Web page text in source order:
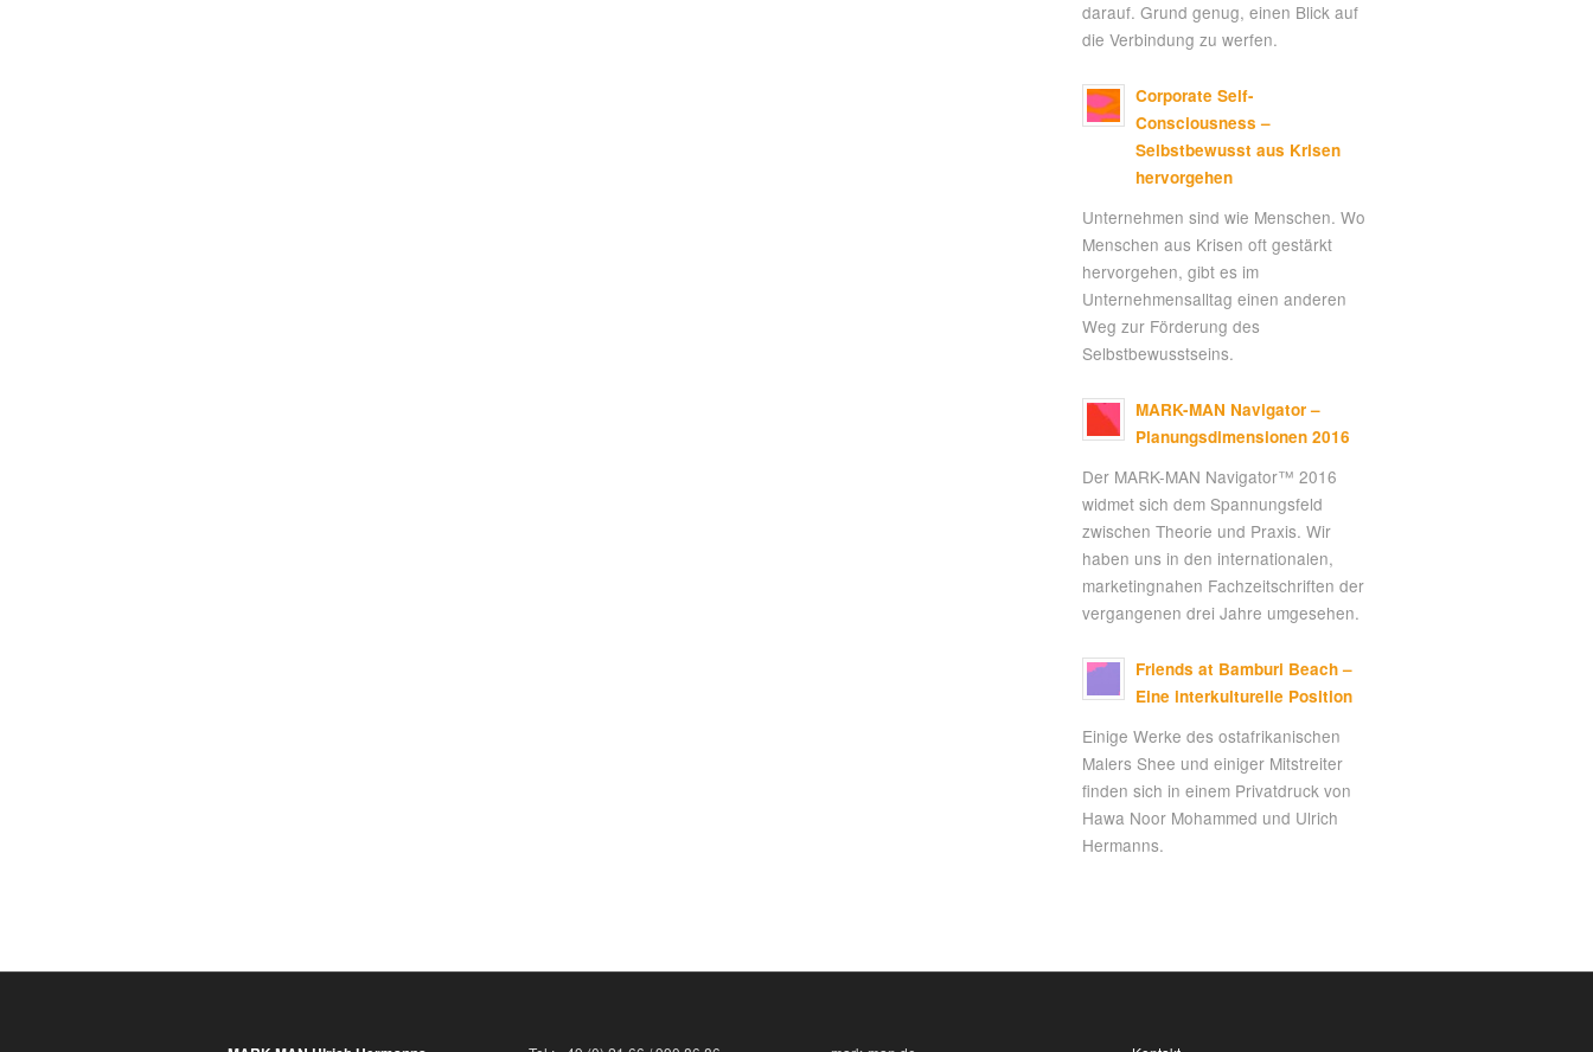
darauf. Grund genug, einen Blick auf
die Verbindung zu werfen.
Corporate Self-
Consciousness –
Selbstbewusst aus Krisen
hervorgehen
Unternehmen sind wie Menschen. Wo
Menschen aus Krisen oft gestärkt
hervorgehen, gibt es im
Unternehmensalltag einen anderen
Weg zur Förderung des
Selbstbewusstseins.
MARK-MAN Navigator –
Planungsdimensionen 2016
Der MARK-MAN Navigator™ 2016
widmet sich dem Spannungsfeld
zwischen Theorie und Praxis. Wir
haben uns in den internationalen,
marketingnahen Fachzeitschriften der
vergangenen drei Jahre umgesehen.
Friends at Bamburi Beach –
Eine interkulturelle Position
Einige Werke des ostafrikanischen
Malers Shee und einiger Mitstreiter
finden sich in einem Privatdruck von
Hawa Noor Mohammed und Ulrich
Hermanns.